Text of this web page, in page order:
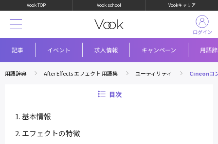
Vook TOP Vook school Vookキャリア
記事 イベント 求人情報 キャンペーン 用語
ログイン
用語辞典 After Effects エフェクト 用語集 ユーティリティ Cineonコ
目次
基本情報
エフェクトの特徴